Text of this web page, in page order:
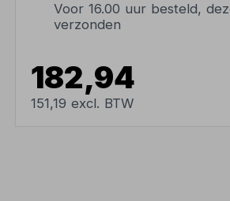
Voor 16.00 uur besteld,
verzonden
182,94
151,19 excl. BTW